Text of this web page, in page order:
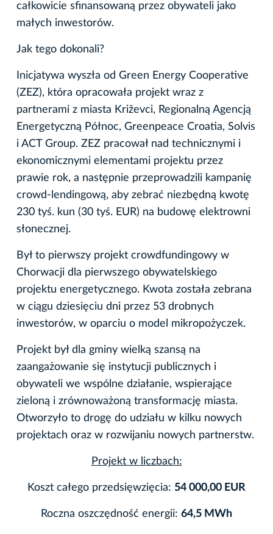
całkowicie sfinansowaną przez obywateli jako
małych inwestorów.
Jak tego dokonali?
Inicjatywa wyszła od Green Energy Cooperative
(ZEZ), która opracowała projekt wraz z
partnerami z miasta Križevci, Regionalną Agencją
Energetyczną Północ, Greenpeace Croatia, Solvis
i ACT Group. ZEZ pracował nad technicznymi i
ekonomicznymi elementami projektu przez
prawie rok, a następnie przeprowadzili kampanię
crowd-lendingową, aby zebrać niezbędną kwotę
230 tyś. kun (30 tyś. EUR) na budowę elektrowni
słonecznej.
Był to pierwszy projekt crowdfundingowy w
Chorwacji dla pierwszego obywatelskiego
projektu energetycznego. Kwota została zebrana
w ciągu dziesięciu dni przez 53 drobnych
inwestorów, w oparciu o model mikropożyczek.
Projekt był dla gminy wielką szansą na
zaangażowanie się instytucji publicznych i
obywateli we wspólne działanie, wspierające
zieloną i zrównoważoną transformację miasta.
Otworzyło to drogę do udziału w kilku nowych
projektach oraz w rozwijaniu nowych partnerstw.
Projekt w liczbach:
Koszt całego przedsięwzięcia: 54 000,00 EUR
Roczna oszczędność energii: 64,5 MWh